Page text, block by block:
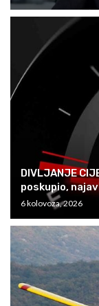
DIVLJANJE
poskupio,
6 kolovoza, 2026